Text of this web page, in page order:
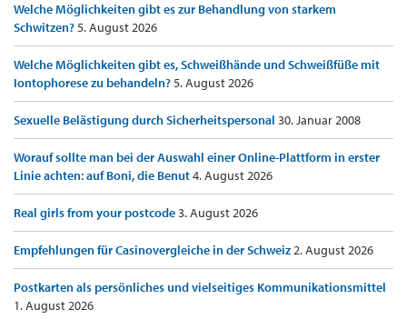
Welche Möglichkeiten gibt es zur Behandlung von starkem
Schwitzen?5. August 2026
Welche Möglichkeiten gibt es, Schweißhände und Schweißfüße mit
Iontophorese zu behandeln?5. August 2026
Sexuelle Belästigung durch Sicherheitspersonal 30. Januar 2008
Worauf sollte man bei der Auswahl einer Online-Plattform in erster
Linie achten: auf Boni, die Benut4. August 2026
Real girls from your postcode3. August 2026
Empfehlungen für Casinovergleiche in der Schweiz2. August 2026
Postkarten als persönliches und vielseitiges Kommunikationsmittel
1. August 2026